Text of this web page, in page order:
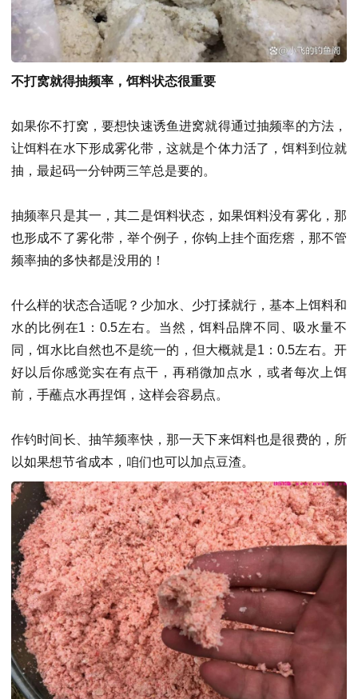
不打窝就得抽频率，饵料状态很重要
如果你不打窝，要想快速诱鱼进窝就得通过抽频率的方法，
让饵料在水下形成雾化带，这就是个体力活了，饵料到位就
抽，最起码一分钟两三竿总是要的。
抽频率只是其一，其二是饵料状态，如果饵料没有雾化，那
也形成不了雾化带，举个例子，你钩上挂个面疙瘩，那不管
频率抽的多快都是没用的！
什么样的状态合适呢？少加水、少打揉就行，基本上饵料和
水的比例在1：0.5左右。当然，饵料品牌不同、吸水量不
同，饵水比自然也不是统一的，但大概就是1：0.5左右。开
好以后你感觉实在有点干，再稍微加点水，或者每次上饵
前，手蘸点水再捏饵，这样会容易点。
作钓时间长、抽竿频率快，那一天下来饵料也是很费的，所
以如果想节省成本，咱们也可以加点豆渣。